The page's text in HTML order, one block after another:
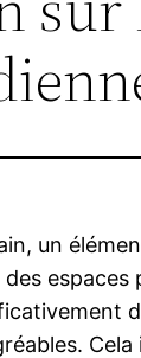
un
des espaces